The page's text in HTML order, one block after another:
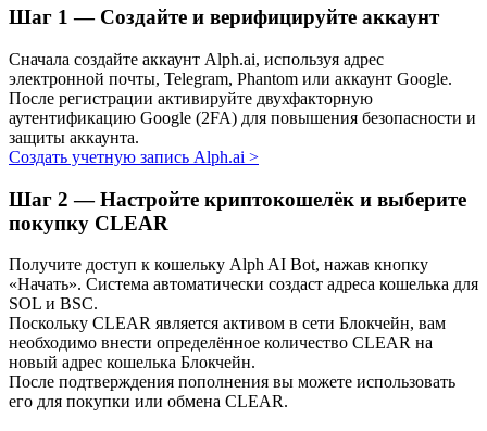
Изучите стейкинг
Узнайте о пассивном доходе
Bitrue Партнеры
Шаг 1 — Создайте и верифицируйте аккаунт
Сначала создайте аккаунт Alph.ai, используя адрес
электронной почты, Telegram, Phantom или аккаунт Google.
После регистрации активируйте двухфакторную
аутентификацию Google (2FA) для повышения безопасности и
защиты аккаунта.
Создать учетную запись Alph.ai >
Шаг 2 — Настройте криптокошелёк и выберите
покупку CLEAR
Получите доступ к кошельку Alph AI Bot, нажав кнопку
«Начать». Система автоматически создаст адреса кошелька для
SOL и BSC.
Поскольку CLEAR является активом в сети Блокчейн, вам
необходимо внести определённое количество CLEAR на
новый адрес кошелька Блокчейн.
После подтверждения пополнения вы можете использовать
его для покупки или обмена CLEAR.